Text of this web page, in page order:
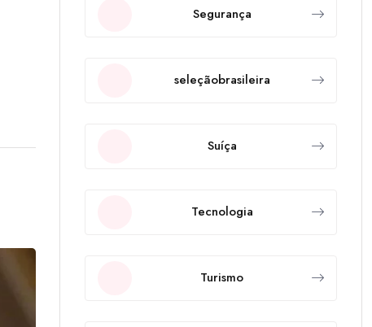
Segurança
seleçãobrasileira
Suíça
Tecnologia
Turismo